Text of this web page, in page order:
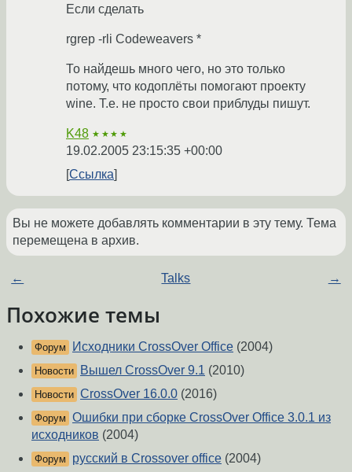
Если сделать
rgrep -rli Codeweavers *
То найдешь много чего, но это только
потому, что кодоплёты помогают проекту
wine. Т.е. не просто свои приблуды пишут.
K48 ★★★★
19.02.2005 23:15:35 +00:00
Ссылка
Вы не можете добавлять комментарии в эту тему. Тема
перемещена в архив.
← Talks →
Похожие темы
Форум Исходники CrossOver Office (2004)
Новости Вышел CrossOver 9.1 (2010)
Новости CrossOver 16.0.0 (2016)
Форум Ошибки при сборке CrossOver Office 3.0.1 из
исходников (2004)
Форум русский в Crossover office (2004)